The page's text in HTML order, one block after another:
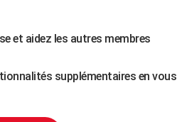
et aidez les autres membres
supplémentaires en vous